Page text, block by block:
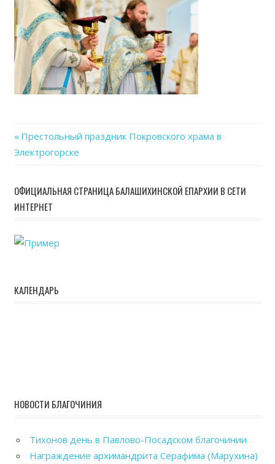
Навигация
записям
Previous
Post:
Престольный праздник Покровского храма в
Электрогорске
ОФИЦИАЛЬНАЯ СТРАНИЦА БАЛАШИХИНСКОЙ ЕПАРХИИ В СЕТИ
ИНТЕРНЕТ
КАЛЕНДАРЬ
НОВОСТИ БЛАГОЧИНИЯ
Тихонов день в Павлово-Посадском благочинии
Награждение архимандрита Серафима (Марухина)